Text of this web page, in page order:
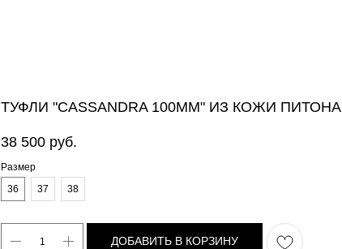
ТУФЛИ "CASSANDRA 100MM" ИЗ КОЖИ ПИТОНА
38 500 руб.
Размер
36
37 38
ДОБАВИТЬ В КОРЗИНУ